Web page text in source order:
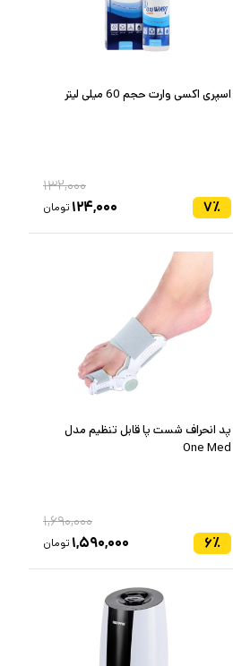
اسپری اکسی وارت حجم 60 میلی لیتر
۷٪
۱۳۲,۰۰۰
۱۲۴,۰۰۰ تومان
پد انحراف شست پا قابل تنظیم مدل
One Med
۶٪
۱,۶۹۰,۰۰۰
۱,۵۹۰,۰۰۰ تومان